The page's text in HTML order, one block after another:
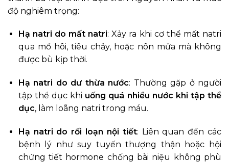
độ nghiêm trọng:
Hạ natri do mất natri: Xảy ra khi cơ thể mất natri
qua mồ hôi, tiêu chảy, hoặc nôn mửa mà không
được bù kịp thời.
Hạ natri do dư thừa nước: Thường gặp ở người
tập thể dục khi uống quá nhiều nước khi tập thể
dục, làm loãng natri trong máu.
Hạ natri do rối loạn nội tiết: Liên quan đến các
bệnh lý như suy tuyến thượng thận hoặc hội
chứng tiết hormone chống bài niệu không phù